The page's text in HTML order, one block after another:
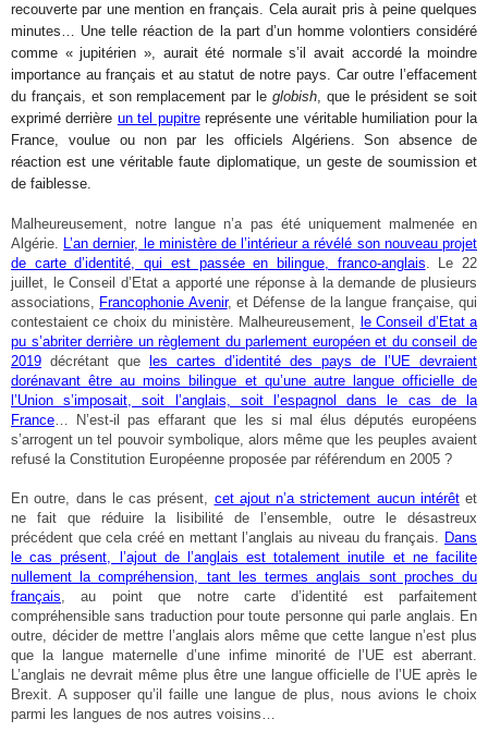
recouverte par une mention en français. Cela aurait pris à peine quelques
minutes… Une telle réaction de la part d’un homme volontiers considéré
comme « jupitérien », aurait été normale s’il avait accordé la moindre
importance au français et au statut de notre pays. Car outre l’effacement
du français, et son remplacement par le globish, que le président se soit
exprimé derrière un tel pupitrereprésente une véritable humiliation pour la
France, voulue ou non par les officiels Algériens. Son absence de
réaction est une véritable faute diplomatique, un geste de soumission et
de faiblesse.
Malheureusement, notre langue n’a pas été uniquement malmenée en
Algérie. L’an dernier, le ministère de l’intérieur a révélé son nouveau projet
de carte d’identité, qui est passée en bilingue, franco-anglais. Le 22
juillet, le Conseil d’Etat a apporté une réponse à la demande de plusieurs
associations, Francophonie Avenir, et Défense de la langue française, qui
contestaient ce choix du ministère. Malheureusement, le Conseil d’Etat a
pu s’abriter derrière un règlement du parlement européen et du conseil de
2019 décrétant que
les cartes d’identité des pays de l’UE devraient
dorénavant être au moins bilingue et qu’une autre langue officielle de
l’Union s’imposait, soit l’anglais, soit l’espagnol dans le cas de la
France… N’est-il pas effarant que les si mal élus députés européens
s’arrogent un tel pouvoir symbolique, alors même que les peuples avaient
refusé la Constitution Européenne proposée par référendum en 2005 ?
En outre, dans le cas présent, cet ajout n’a strictement aucun intérêtet
ne fait que réduire la lisibilité de l’ensemble, outre le désastreux
précédent que cela créé en mettant l’anglais au niveau du français. Dans
le cas présent, l’ajout de l’anglais est totalement inutile et ne facilite
nullement la compréhension, tant les termes anglais sont proches du
français, au point que notre carte d’identité est parfaitement
compréhensible sans traduction pour toute personne qui parle anglais. En
outre, décider de mettre l’anglais alors même que cette langue n’est plus
que la langue maternelle d’une infime minorité de l’UE est aberrant.
L’anglais ne devrait même plus être une langue officielle de l’UE après le
Brexit. A supposer qu’il faille une langue de plus, nous avions le choix
parmi les langues de nos autres voisins…